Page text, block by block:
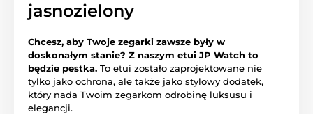
jasnozielony
Chcesz, aby Twoje zegarki zawsze były w
doskonałym stanie? Z naszym etui JP Watch to
będzie pestka. To etui zostało zaprojektowane nie
tylko jako ochrona, ale także jako stylowy dodatek,
który nada Twoim zegarkom odrobinę luksusu i
elegancji.